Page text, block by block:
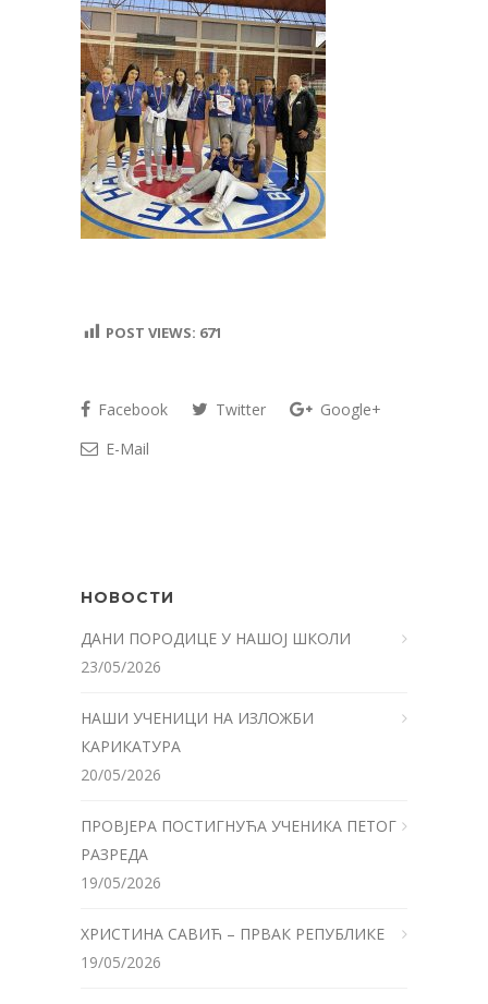
POST VIEWS: 671
Facebook Twitter
Google+
E-Mail
НОВОСТИ
ДАНИ ПОРОДИЦЕ У НАШОЈ ШКОЛИ
23/05/2026
НАШИ УЧЕНИЦИ НА ИЗЛОЖБИ
КАРИКАТУРА
20/05/2026
ПРОВЈЕРА ПОСТИГНУЋА УЧЕНИКА ПЕТОГ
РАЗРЕДА
19/05/2026
ХРИСТИНА САВИЋ – ПРВАК РЕПУБЛИКЕ
19/05/2026